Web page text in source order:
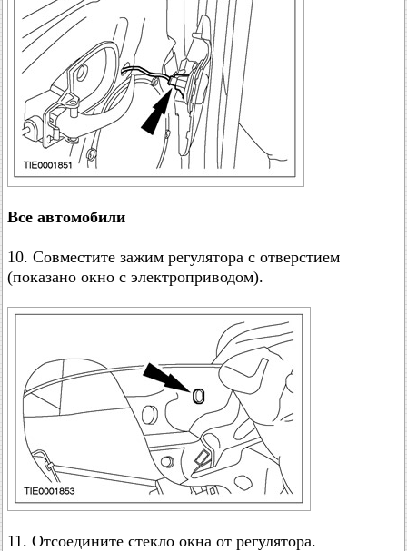
Все автомобили
10. Совместите зажим регулятора с отверстием
(показано окно с электроприводом).
11. Отсоедините стекло окна от регулятора.